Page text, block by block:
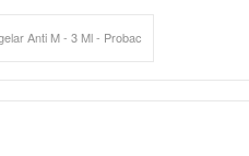
Anti M - 3 Ml - Probac